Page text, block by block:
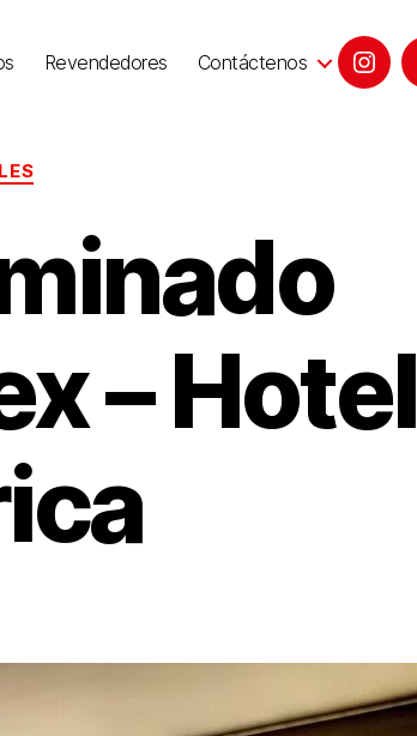
Revendedores Contáctenos
– Hotel